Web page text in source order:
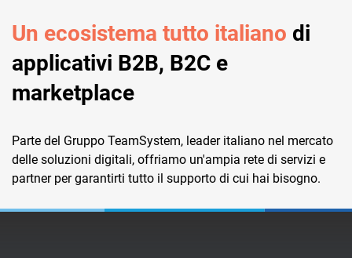
Un ecosistema tutto italiano di
applicativi B2B, B2C e
marketplace
Parte del Gruppo TeamSystem, leader italiano nel mercato
delle soluzioni digitali, offriamo un'ampia rete di servizi e
partner per garantirti tutto il supporto di cui hai bisogno.